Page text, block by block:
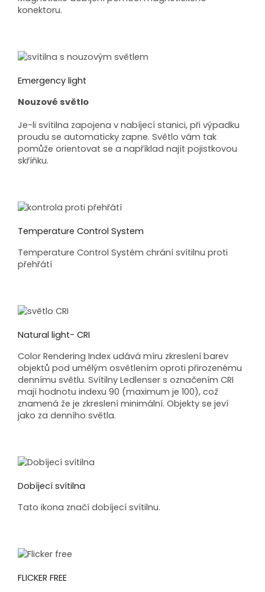
konektoru.
Emergency light
Nouzové světlo
Je-li svítilna zapojena v nabíjecí stanici, při výpadku
proudu se automaticky zapne. Světlo vám tak
pomůže orientovat se a například najít pojistkovou
skříňku.
Temperature Control System
Temperature Control Systém chrání svítilnu proti
přehřátí
Natural light- CRI
Color Rendering Index udává míru zkreslení barev
objektů pod umělým osvětlením oproti přirozenému
dennímu světlu. Svítilny Ledlenser s označením CRI
mají hodnotu indexu 90 (maximum je 100), což
znamená že je zkreslení minimální. Objekty se jeví
jako za denního světla.
Dobíjecí svítilna
Tato ikona značí dobíjecí svítilnu.
FLICKER FREE